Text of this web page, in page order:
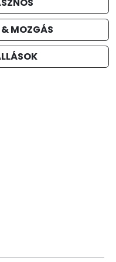
MOZGÁS